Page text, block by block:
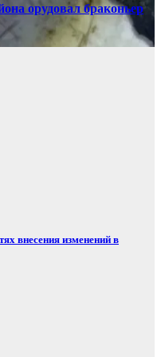
орудовал браконьер
внесения изменений в